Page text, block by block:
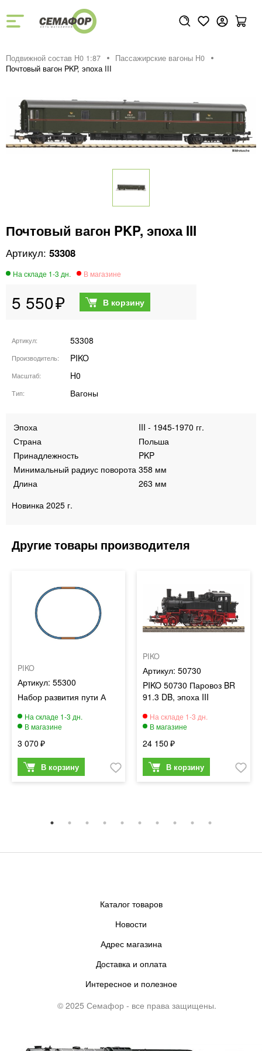
Подвижной состав H0 1:87
Пассажирские вагоны H0
Почтовый вагон PKP, эпоха III
Почтовый вагон PKP, эпоха III
53308
5 550
Артикул 53308
Производитель PIKO
Масштаб H0
Тип Вагоны
Эпоха
III - 1945-1970 гг.
Страна
Польша
Принадлежность
PKP
Минимальный радиус поворота 358 мм
Длина
263 мм
Новинка 2025 г.
PIKO
55300
Набор развития пути А
3 070
PIKO
50730
PIKO 50730 Паровоз BR
91.3 DB, эпоха III
24 150
Каталог товаров
Новости
Адрес магазина
Доставка и оплата
Интересное и полезное
© 2025 Семафор - все права защищены.